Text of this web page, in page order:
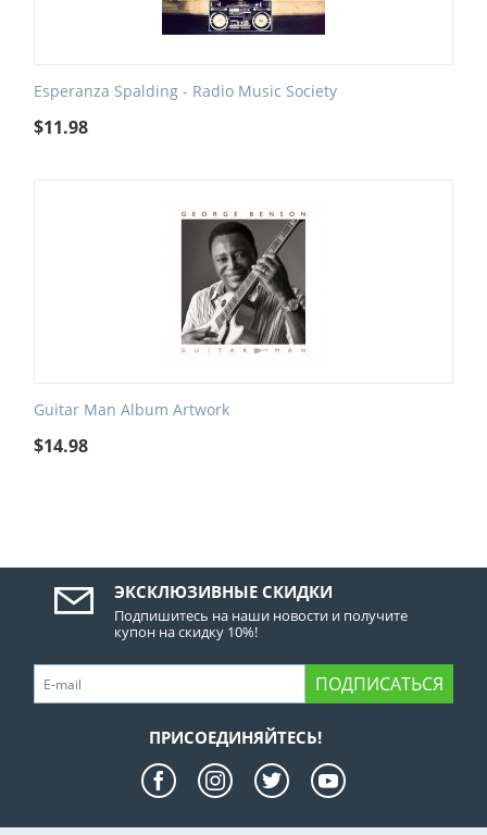
Esperanza Spalding - Radio Music Society
$11.98
Guitar Man Album Artwork
$14.98
ЭКСКЛЮЗИВНЫЕ СКИДКИ
Подпишитесь на наши новости и получите
купон на скидку 10%!
ПОДПИСАТЬСЯ
ПРИСОЕДИНЯЙТЕСЬ!